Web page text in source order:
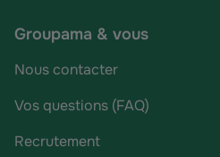
Groupama & vous
Nous contacter
Vos questions (FAQ)
Recrutement